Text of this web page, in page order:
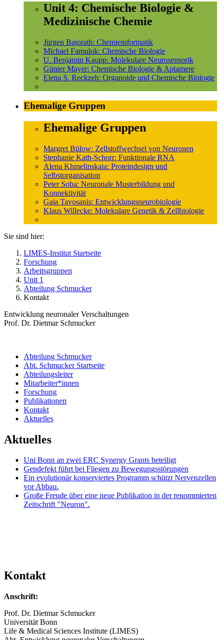
Unit 4: Chemische Biologie &
Medizinische Chemie
Jürgen Bajorath: Chemieinformatik
Michael Famulok: Chemische Biologie
U. Benjamin Kaupp: Molekulare Neurosensorik
Günter Mayer: Chemische Biologie & Aptamere
Elena S. Reckzeh: Organoide und Chemische Biologie
Ehemalige Gruppen
Ehemalige Gruppen
Margret Bülow: Zellstoffwechsel von Neuronen
Stephanie Kath-Schorr: Funktionale RNA
Alena Khmelinskaia: Proteindesign und
Selbstorganisation
Peter Soba: Neuronale Musterbildung und
Konnektivität
Gaia Tavosanis: Entwicklungsneurobiologie
Klaus Willecke: Molekulare Genetik & Zellbiologie
Sie sind hier:
LIMES-Institut Startseite
Forschung
Arbeitsgruppen
Unit 1
Abteilung Schmucker
Kontakt
Entwicklung neuronaler Verschaltungen
Prof. Dr. Dietmar Schmucker
Abteilung Schmucker
Abt. Schmucker Startseite
Abteilungsleiter
Mitarbeiter*innen
Forschung
Publikationen
Kontakt
Aktuelles
Aktuelles
Uni Bonn an zwei ERC Synergy Grants beteiligt
Gendefekt führt bei Fliegen zu Bewegungsstörungen
Ein evolutionär konserviertes Programm schützt Nervenzellen
vor Abbau.
Große Freude über eine neue Publikation in der renommierten
Zeitschrift "Neuron".
Kontakt
Anschrift:
Prof. Dr. Dietmar Schmucker
Universität Bonn
Life & Medical Sciences Institute (LIMES)